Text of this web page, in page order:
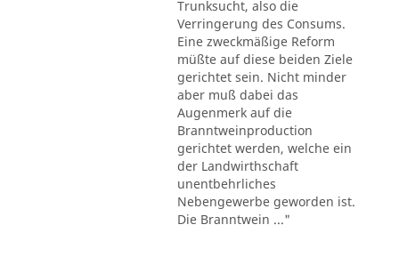
Trunksucht, also die
Verringerung des Consums.
Eine zweckmäßige Reform
müßte auf diese beiden Ziele
gerichtet sein. Nicht minder
aber muß dabei das
Augenmerk auf die
Branntweinproduction
gerichtet werden, welche ein
der Landwirthschaft
unentbehrliches
Nebengewerbe geworden ist.
Die Branntwein ..."